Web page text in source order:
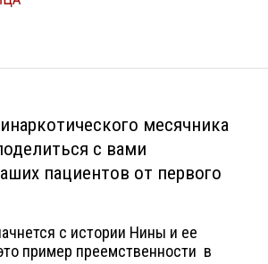
месячника
с вами
пациентов от первого
с истории Нины и ее
пример преемственности в